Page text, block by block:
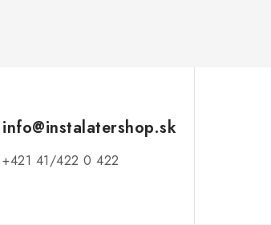
info@instalatershop.sk
+421 41/422 0 422